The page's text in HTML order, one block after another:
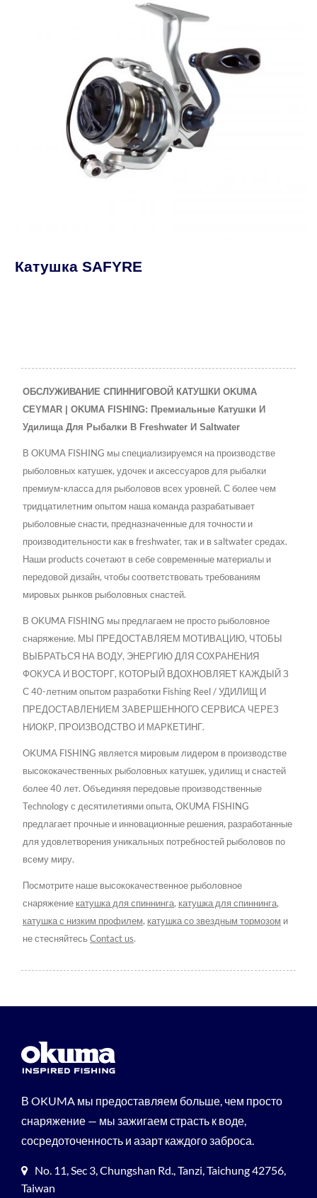
Катушка SAFYRE
ОБСЛУЖИВАНИЕ СПИННИГОВОЙ КАТУШКИ OKUMA
CEYMAR | OKUMA FISHING: Премиальные Катушки И
Удилища Для Рыбалки В Freshwater И Saltwater
В OKUMA FISHING мы специализируемся на производстве
рыболовных катушек, удочек и аксессуаров для рыбалки
премиум-класса для рыболовов всех уровней. С более чем
тридцатилетним опытом наша команда разрабатывает
рыболовные снасти, предназначенные для точности и
производительности как в freshwater, так и в saltwater средах.
Наши products сочетают в себе современные материалы и
передовой дизайн, чтобы соответствовать требованиям
мировых рынков рыболовных снастей.
В OKUMA FISHING мы предлагаем не просто рыболовное
снаряжение. МЫ ПРЕДОСТАВЛЯЕМ МОТИВАЦИЮ, ЧТОБЫ
ВЫБРАТЬСЯ НА ВОДУ, ЭНЕРГИЮ ДЛЯ СОХРАНЕНИЯ
ФОКУСА И ВОСТОРГ, КОТОРЫЙ ВДОХНОВЛЯЕТ КАЖДЫЙ З
С 40-летним опытом разработки Fishing Reel / УДИЛИЩ И
ПРЕДОСТАВЛЕНИЕМ ЗАВЕРШЕННОГО СЕРВИСА ЧЕРЕЗ
НИОКР, ПРОИЗВОДСТВО И МАРКЕТИНГ.
OKUMA FISHING является мировым лидером в производстве
высококачественных рыболовных катушек, удилищ и снастей
более 40 лет. Объединяя передовые производственные
Technology с десятилетиями опыта, OKUMA FISHING
предлагает прочные и инновационные решения, разработанные
для удовлетворения уникальных потребностей рыболовов по
всему миру.
Посмотрите наше высококачественное рыболовное
снаряжение катушка для спиннинга, катушка для спиннинга,
катушка с низким профилем, катушка со звездным тормозом и
не стесняйтесь Contact us.
В OKUMA мы предоставляем больше, чем просто
снаряжение — мы зажигаем страсть к воде,
сосредоточенность и азарт каждого заброса.
No. 11, Sec 3, Chungshan Rd., Tanzi, Taichung 42756,
Taiwan